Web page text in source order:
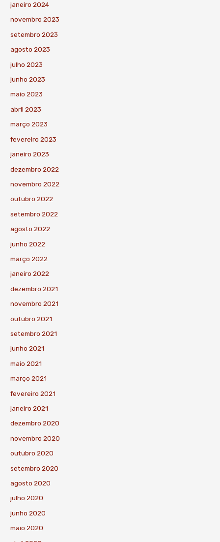
janeiro 2024
novembro 2023
setembro 2023
agosto 2023
julho 2023
junho 2023
maio 2023
abril 2023
março 2023
fevereiro 2023
janeiro 2023
dezembro 2022
novembro 2022
outubro 2022
setembro 2022
agosto 2022
junho 2022
março 2022
janeiro 2022
dezembro 2021
novembro 2021
outubro 2021
setembro 2021
junho 2021
maio 2021
março 2021
fevereiro 2021
janeiro 2021
dezembro 2020
novembro 2020
outubro 2020
setembro 2020
agosto 2020
julho 2020
junho 2020
maio 2020